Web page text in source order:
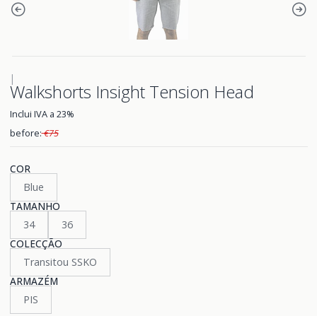
|
Walkshorts Insight Tension Head
Inclui IVA a 23%
before:€75
COR
Blue
TAMANHO
34
36
COLECÇÃO
Transitou SSKO
ARMAZÉM
PIS